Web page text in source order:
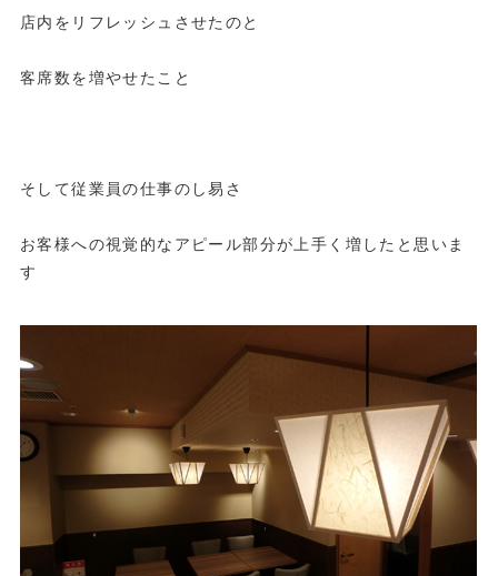
店内をリフレッシュさせたのと
客席数を増やせたこと
そして従業員の仕事のし易さ
お客様への視覚的なアピール部分が上手く増したと思いま
す